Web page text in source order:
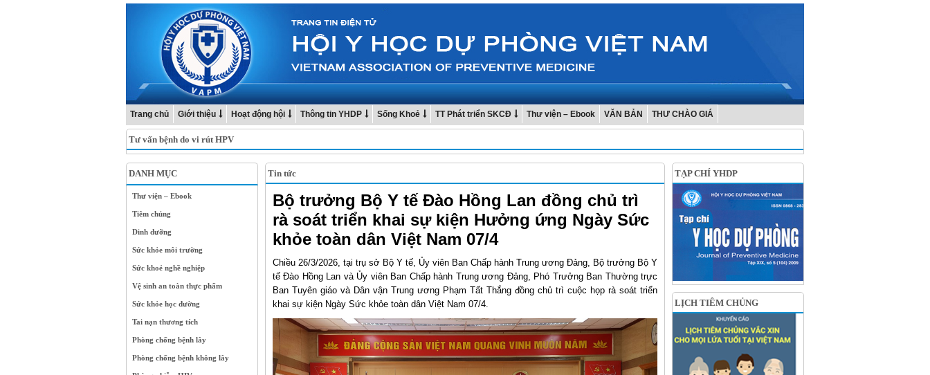
Trang chủ Giới thiệu Hoạt động hội Thông tin YHDP Sống Khoẻ TT Phát triển SKCĐ Thư viện – Ebook VĂN BẢN THƯ CHÀO GIÁ
Tư vấn bệnh do vi rút HPV
DANH MỤC
Thư viện – Ebook
Tiêm chủng
Dinh dưỡng
Sức khỏe môi trường
Sức khoẻ nghề nghiệp
Vệ sinh an toàn thực phẩm
Sức khỏe học đường
Tai nạn thương tích
Phòng chống bệnh lây
Phòng chống bệnh không lây
Tin tức
Bộ trưởng Bộ Y tế Đào Hồng Lan đồng chủ trì
rà soát triển khai sự kiện Hưởng ứng Ngày Sức
khỏe toàn dân Việt Nam 07/4
Chiều 26/3/2026, tại trụ sở Bộ Y tế, Ủy viên Ban Chấp hành Trung ương Đảng, Bộ trưởng Bộ Y
tế Đào Hồng Lan và Ủy viên Ban Chấp hành Trung ương Đảng, Phó Trưởng Ban Thường trực
Ban Tuyên giáo và Dân vận Trung ương Phạm Tất Thắng đồng chủ trì cuộc họp rà soát triển
khai sự kiện Ngày Sức khỏe toàn dân Việt Nam 07/4.
TẠP CHÍ YHDP
LỊCH TIÊM CHỦNG